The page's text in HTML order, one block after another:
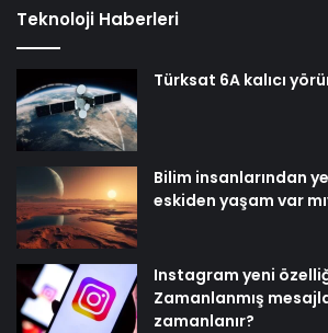
Teknoloji Haberleri
Türksat 6A kalıcı
Bilim insanlarından
eskiden yaşam var
Instagram yeni
Zamanlanmış
zamanlanır?